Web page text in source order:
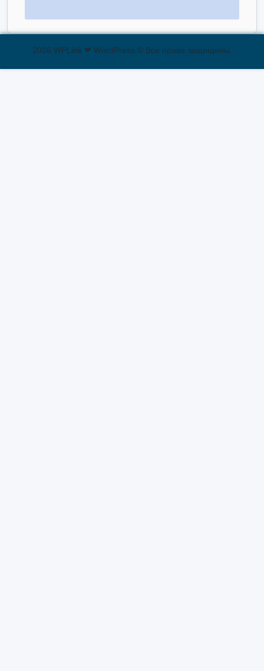
2026 WPLink ❤ WordPress © Все права защищены.